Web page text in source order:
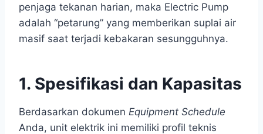
penjaga tekanan harian, maka Electric Pump
adalah “petarung” yang memberikan suplai air
masif saat terjadi kebakaran sesungguhnya.
1. Spesifikasi dan Kapasitas
Berdasarkan dokumen Equipment Schedule
Anda, unit elektrik ini memiliki profil teknis